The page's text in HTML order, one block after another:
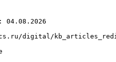
04.08.2026
digital/